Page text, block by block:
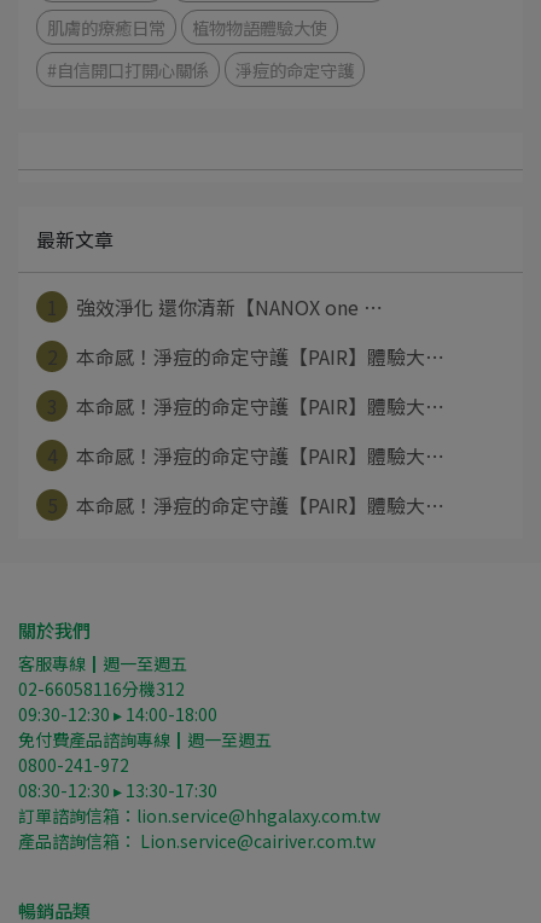
肌膚的療癒日常
植物物語體驗大使
#自信開口打開心關係
淨痘的命定守護
最新文章
強效淨化 還你清新【NANOX one ⋯
本命感！淨痘的命定守護【PAIR】體驗大⋯
本命感！淨痘的命定守護【PAIR】體驗大⋯
本命感！淨痘的命定守護【PAIR】體驗大⋯
本命感！淨痘的命定守護【PAIR】體驗大⋯
關於我們
客服專線┃週一至週五
02-66058116分機312
09:30-12:30 ▸ 14:00-18:00
免付費產品諮詢專線┃週一至週五
0800-241-972
08:30-12:30 ▸ 13:30-17:30
訂單諮詢信箱：lion.service@hhgalaxy.com.tw
產品諮詢信箱： Lion.service@cairiver.com.tw
暢銷品類